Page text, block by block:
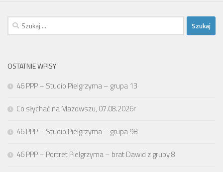
Szukaj:
OSTATNIE WPISY
46 PPP – Studio Pielgrzyma – grupa 13
Co słychać na Mazowszu, 07.08.2026r
46 PPP – Studio Pielgrzyma – grupa 9B
46 PPP – Portret Pielgrzyma – brat Dawid z grupy 8